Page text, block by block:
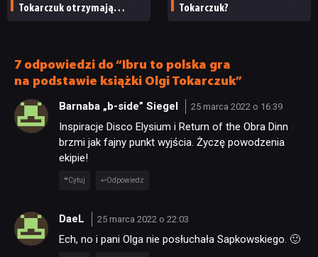
Tokarczuk otrzymają
Tokarczuk?
7 odpowiedzi do “Ibru to polska gra
na podstawie książki Olgi Tokarczuk”
Barnaba „b-side” Siegel 25 marca 2022 o 16:39
Inspiracje Disco Elysium i Return of the Obra Dinn
brzmi jak fajny punkt wyjścia. Życzę powodzenia
ekipie!
Cytuj Odpowiedz
DaeL 25 marca 2022 o 22:03
Ech, no i pani Olga nie posłuchała Sapkowskiego. 🙂